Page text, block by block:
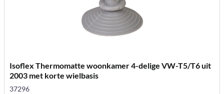
Isoflex Thermomatte woonkamer 4-delige VW-T5/T6 uit
2003 met korte wielbasis
37296